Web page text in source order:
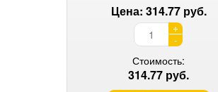
Цена: 314.77 руб.
+
-
Стоимость:
314.77 руб.